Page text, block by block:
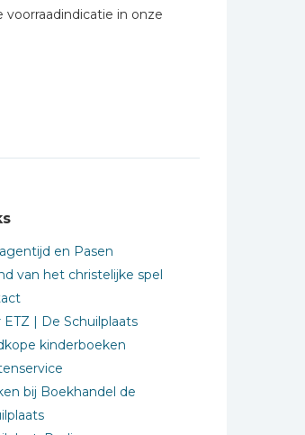
in onze
en Pasen
van het christelijke spel
ETZ | De Schuilplaats
kinderboeken
bij Boekhandel de